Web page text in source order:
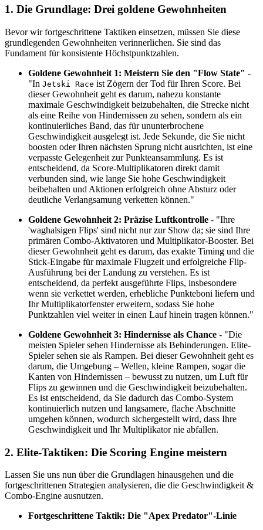
1. Die Grundlage: Drei goldene Gewohnheiten
Bevor wir fortgeschrittene Taktiken einsetzen, müssen Sie diese
grundlegenden Gewohnheiten verinnerlichen. Sie sind das
Fundament für konsistente Höchstpunktzahlen.
Goldene Gewohnheit 1: Meistern Sie den "Flow State" -
"In Jetski Race ist Zögern der Tod für Ihren Score. Bei
dieser Gewohnheit geht es darum, nahezu konstante
maximale Geschwindigkeit beizubehalten, die Strecke nicht
als eine Reihe von Hindernissen zu sehen, sondern als ein
kontinuierliches Band, das für ununterbrochene
Geschwindigkeit ausgelegt ist. Jede Sekunde, die Sie nicht
boosten oder Ihren nächsten Sprung nicht ausrichten, ist eine
verpasste Gelegenheit zur Punkteansammlung. Es ist
entscheidend, da Score-Multiplikatoren direkt damit
verbunden sind, wie lange Sie hohe Geschwindigkeit
beibehalten und Aktionen erfolgreich ohne Absturz oder
deutliche Verlangsamung verketten können."
Goldene Gewohnheit 2: Präzise Luftkontrolle - "Ihre
'waghalsigen Flips' sind nicht nur zur Show da; sie sind Ihre
primären Combo-Aktivatoren und Multiplikator-Booster. Bei
dieser Gewohnheit geht es darum, das exakte Timing und die
Stick-Eingabe für maximale Flugzeit und erfolgreiche Flip-
Ausführung bei der Landung zu verstehen. Es ist
entscheidend, da perfekt ausgeführte Flips, insbesondere
wenn sie verkettet werden, erhebliche Punkteboni liefern und
Ihr Multiplikatorfenster erweitern, sodass Sie hohe
Punktzahlen viel weiter in einen Lauf hinein tragen können."
Goldene Gewohnheit 3: Hindernisse als Chance - "Die
meisten Spieler sehen Hindernisse als Behinderungen. Elite-
Spieler sehen sie als Rampen. Bei dieser Gewohnheit geht es
darum, die Umgebung – Wellen, kleine Rampen, sogar die
Kanten von Hindernissen – bewusst zu nutzen, um Luft für
Flips zu gewinnen und die Geschwindigkeit beizubehalten.
Es ist entscheidend, da Sie dadurch das Combo-System
kontinuierlich nutzen und langsamere, flache Abschnitte
umgehen können, wodurch sichergestellt wird, dass Ihre
Geschwindigkeit und Ihr Multiplikator nie abfallen.
2. Elite-Taktiken: Die Scoring Engine meistern
Lassen Sie uns nun über die Grundlagen hinausgehen und die
fortgeschrittenen Strategien analysieren, die die Geschwindigkeit &
Combo-Engine ausnutzen.
Fortgeschrittene Taktik: Die "Apex Predator"-Linie